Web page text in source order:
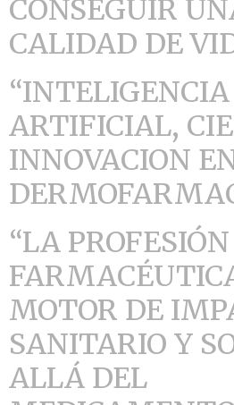
CONSEGUIR
CALIDAD DE
“INTELIGENCIA
ARTIFICIAL,
INNOVACION
“LA PROFESIÓN
MOTOR DE
SANITARIO Y
ALLÁ DEL